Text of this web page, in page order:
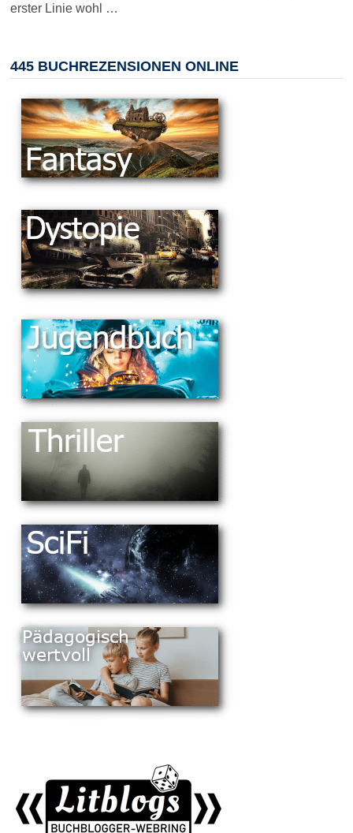
erster Linie wohl …
445 BUCHREZENSIONEN ONLINE